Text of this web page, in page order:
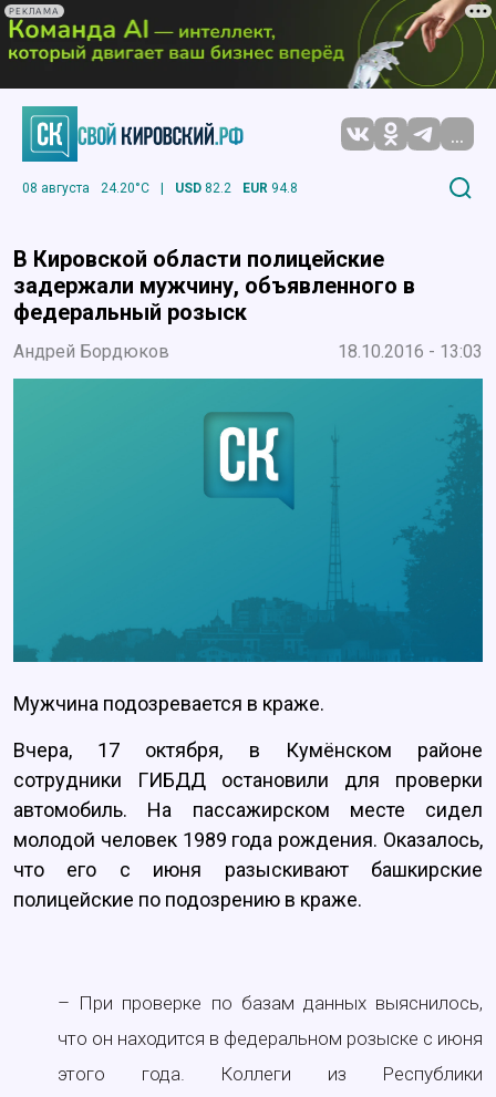
РЕКЛАМА
...
08 августа 24.20°C | USD 82.2 EUR 94.8
В Кировской области полицейские
задержали мужчину, объявленного в
федеральный розыск
Андрей Бордюков 18.10.2016 - 13:03
Мужчина подозревается в краже.
Вчера, 17 октября, в Кумёнском районе
сотрудники ГИБДД остановили для проверки
автомобиль. На пассажирском месте сидел
молодой человек 1989 года рождения. Оказалось,
что его с июня разыскивают башкирские
полицейские по подозрению в краже.
– При проверке по базам данных выяснилось,
что он находится в федеральном розыске с июня
этого года. Коллеги из Республики